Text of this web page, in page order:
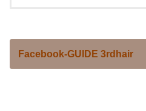
Facebook-GUIDE 3rdhair